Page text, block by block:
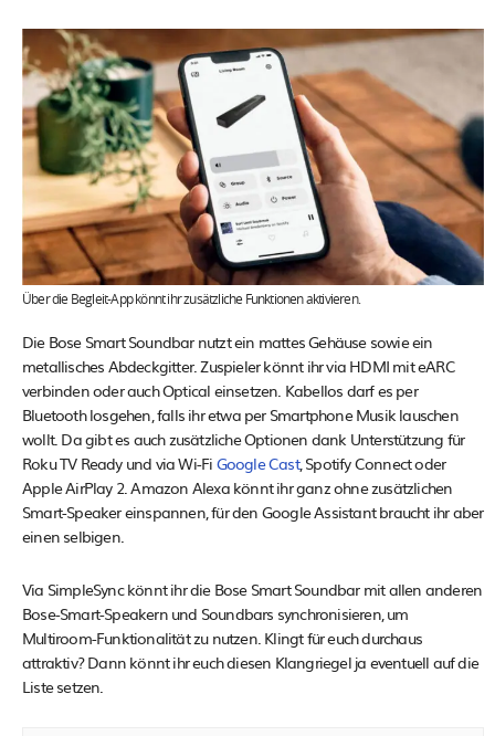
Über die Begleit-App könnt ihr zusätzliche Funktionen aktivieren.
Die Bose Smart Soundbar nutzt ein mattes Gehäuse sowie ein
metallisches Abdeckgitter. Zuspieler könnt ihr via HDMI mit eARC
verbinden oder auch Optical einsetzen. Kabellos darf es per
Bluetooth losgehen, falls ihr etwa per Smartphone Musik lauschen
wollt. Da gibt es auch zusätzliche Optionen dank Unterstützung für
Roku TV Ready und via Wi-Fi Google Cast, Spotify Connect oder
Apple AirPlay 2. Amazon Alexa könnt ihr ganz ohne zusätzlichen
Smart-Speaker einspannen, für den Google Assistant braucht ihr aber
einen selbigen.
Via SimpleSync könnt ihr die Bose Smart Soundbar mit allen anderen
Bose-Smart-Speakern und Soundbars synchronisieren, um
Multiroom-Funktionalität zu nutzen. Klingt für euch durchaus
attraktiv? Dann könnt ihr euch diesen Klangriegel ja eventuell auf die
Liste setzen.